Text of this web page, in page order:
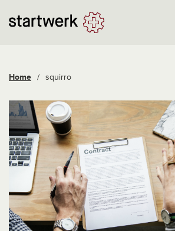
Home / squirro